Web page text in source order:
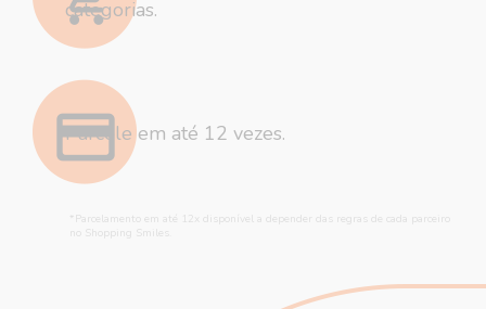
categorias.
Parcele em até 12 vezes.
*Parcelamento em até 12x disponível a depender das regras de cada parceiro
no Shopping Smiles.